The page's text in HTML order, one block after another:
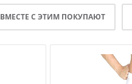
ВМЕСТЕ С ЭТИМ ПОКУПАЮТ